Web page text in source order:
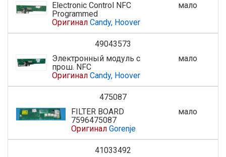
Electronic Control NFC
Programmed
Оригинал Candy, Hoover
мало
49043573
Электронный модуль с
прош. NFC
Оригинал Candy, Hoover
мало
475087
FILTER BOARD
7596475087
Оригинал Gorenje
мало
41033492